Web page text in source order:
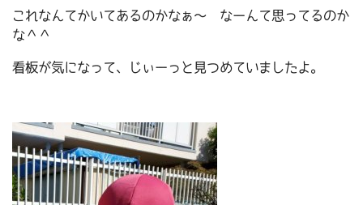
これなんてかいてあるのかなぁ～ なーんて思ってるのか
な＾＾
看板が気になって、じぃーっと見つめていましたよ。